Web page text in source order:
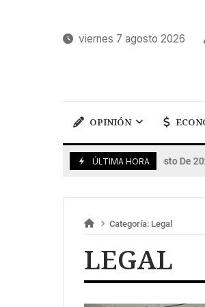
viernes 7 agosto 2026
OPINIÓN
ÚLTIMA HORA
6 De Agosto De 2026
Categoría: Legal
LEGAL